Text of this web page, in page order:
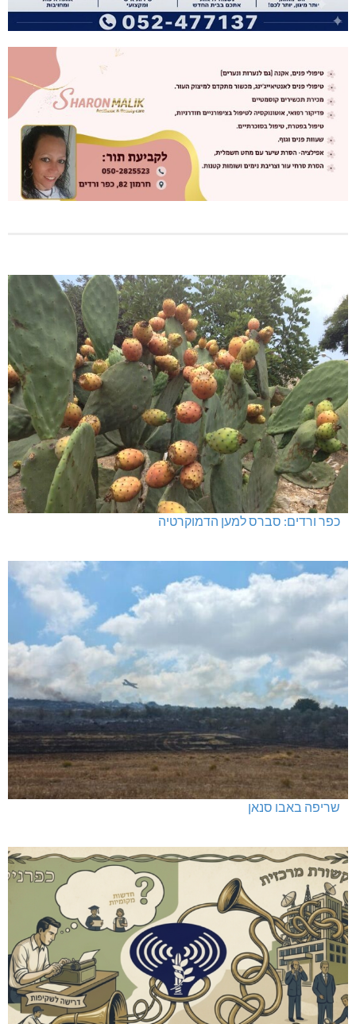
כפר ורדים: סברס למען הדמוקרטיה
שריפה באבו סנאן